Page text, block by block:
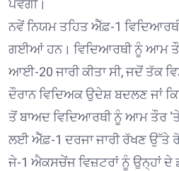
ਪਵੇਗੀ।
ਨਵੇਂ ਨਿਯਮ ਤਹਿਤ ਐੱਫ਼-1
ਗਈਆਂ ਹਨ। ਵਿਦਿਆਰਥੀ ਨੂੰ ਆਮ ਤੌਰ
ਆਈ-20 ਜਾਰੀ ਕੀਤਾ ਸੀ, ਜਦੋਂ ਤੱਕ
ਦੌਰਾਨ ਵਿਦਿਅਕ ਉਦੇਸ਼ ਬਦਲਣ ਜਾਂ
ਤੋਂ ਬਾਅਦ ਵਿਦਿਆਰਥੀ ਨੂੰ ਆਮ ਤੌਰ
ਲਈ ਐੱਫ਼-1 ਦਰਜਾ ਜਾਰੀ ਰੱਖਣ ਉੱਤੇ
ਜੇ-1 ਐਕਸਚੇਂਜ ਵਿਜ਼ਟਰਾਂ ਨੂੰ ਉਨ੍ਹਾਂ ਦੇ